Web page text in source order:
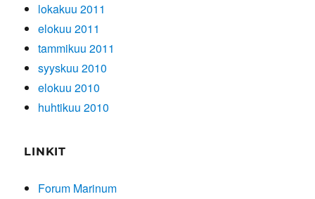
lokakuu 2011
elokuu 2011
tammikuu 2011
syyskuu 2010
elokuu 2010
huhtikuu 2010
LINKIT
Forum Marinum